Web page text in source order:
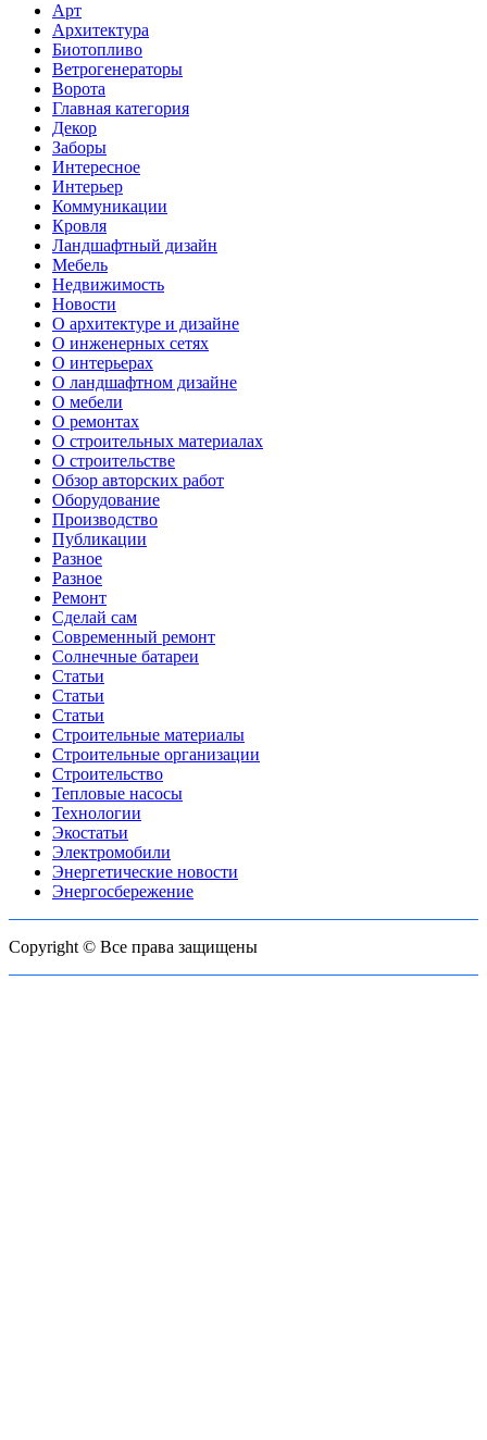
Арт
Архитектура
Биотопливо
Ветрогенераторы
Ворота
Главная категория
Декор
Заборы
Интересное
Интерьер
Коммуникации
Кровля
Ландшафтный дизайн
Мебель
Недвижимость
Новости
О архитектуре и дизайне
О инженерных сетях
О интерьерах
О ландшафтном дизайне
О мебели
О ремонтах
О строительных материалах
О строительстве
Обзор авторских работ
Оборудование
Производство
Публикации
Разное
Разное
Ремонт
Сделай сам
Современный ремонт
Солнечные батареи
Статьи
Статьи
Статьи
Строительные материалы
Строительные организации
Строительство
Тепловые насосы
Технологии
Экостатьи
Электромобили
Энергетические новости
Энергосбережение
Copyright © Все права защищены